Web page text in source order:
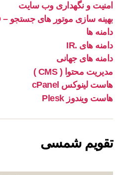
امنیت و نگهداری وب سایت
بهینه سازی موتور های جستجو – SEO
دامنه ها
دامنه های .IR
دامنه های جهانی
مدیریت محتوا ( CMS )
هاست لینوکس cPanel
هاست ویندوز Plesk
تقویم شمسی